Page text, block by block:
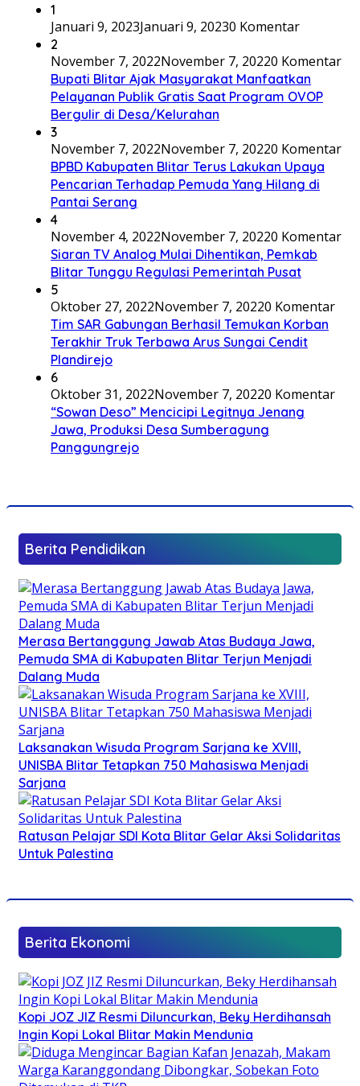
1
Januari 9, 2023Januari 9, 20230 Komentar
2
November 7, 2022November 7, 20220 Komentar
Bupati Blitar Ajak Masyarakat Manfaatkan
Pelayanan Publik Gratis Saat Program OVOP
Bergulir di Desa/Kelurahan
3
November 7, 2022November 7, 20220 Komentar
BPBD Kabupaten Blitar Terus Lakukan Upaya
Pencarian Terhadap Pemuda Yang Hilang di
Pantai Serang
4
November 4, 2022November 7, 20220 Komentar
Siaran TV Analog Mulai Dihentikan, Pemkab
Blitar Tunggu Regulasi Pemerintah Pusat
5
Oktober 27, 2022November 7, 20220 Komentar
Tim SAR Gabungan Berhasil Temukan Korban
Terakhir Truk Terbawa Arus Sungai Cendit
Plandirejo
6
Oktober 31, 2022November 7, 20220 Komentar
“Sowan Deso” Mencicipi Legitnya Jenang
Jawa, Produksi Desa Sumberagung
Panggungrejo
Berita Pendidikan
Merasa Bertanggung Jawab Atas Budaya Jawa,
Pemuda SMA di Kabupaten Blitar Terjun Menjadi
Dalang Muda
Laksanakan Wisuda Program Sarjana ke XVIII,
UNISBA Blitar Tetapkan 750 Mahasiswa Menjadi
Sarjana
Ratusan Pelajar SDI Kota Blitar Gelar Aksi Solidaritas
Untuk Palestina
Berita Ekonomi
Kopi JOZ JIZ Resmi Diluncurkan, Beky Herdihansah
Ingin Kopi Lokal Blitar Makin Mendunia